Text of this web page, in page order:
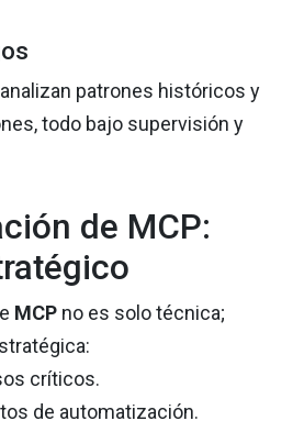
patrones históricos y
todo bajo supervisión y
de MCP:
MCP no es solo técnica;
críticos.
de automatización.